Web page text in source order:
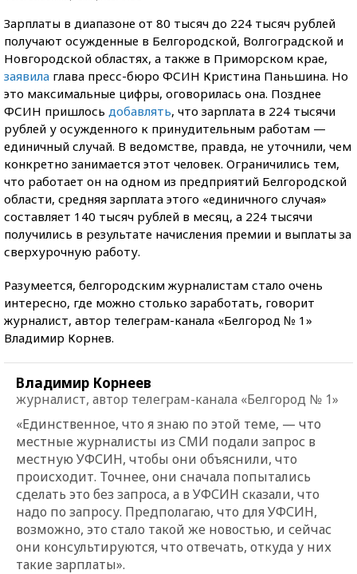
Зарплаты в диапазоне от 80 тысяч до 224 тысяч рублей
получают осужденные в Белгородской, Волгоградской и
Новгородской областях, а также в Приморском крае,
заявила глава пресс-бюро ФСИН Кристина Паньшина. Но
это максимальные цифры, оговорилась она. Позднее
ФСИН пришлось добавлять, что зарплата в 224 тысячи
рублей у осужденного к принудительным работам —
единичный случай. В ведомстве, правда, не уточнили, чем
конкретно занимается этот человек. Ограничились тем,
что работает он на одном из предприятий Белгородской
области, средняя зарплата этого «единичного случая»
составляет 140 тысяч рублей в месяц, а 224 тысячи
получились в результате начисления премии и выплаты за
сверхурочную работу.
Разумеется, белгородским журналистам стало очень
интересно, где можно столько заработать, говорит
журналист, автор телеграм-канала «Белгород № 1»
Владимир Корнев.
Владимир Корнеев
журналист, автор телеграм-канала «Белгород № 1»
«Единственное, что я знаю по этой теме, — что
местные журналисты из СМИ подали запрос в
местную УФСИН, чтобы они объяснили, что
происходит. Точнее, они сначала попытались
сделать это без запроса, а в УФСИН сказали, что
надо по запросу. Предполагаю, что для УФСИН,
возможно, это стало такой же новостью, и сейчас
они консультируются, что отвечать, откуда у них
такие зарплаты».